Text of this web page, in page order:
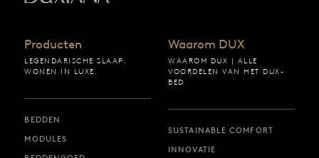
Producten
LEGENDARISCHE SLAAP.
WONEN IN LUXE.
BEDDEN
MODULES
Waarom DUX
WAAROM DUX | ALLE
VOORDELEN VAN HET DUX-
BED
SUSTAINABLE COMFORT
INNOVATIE